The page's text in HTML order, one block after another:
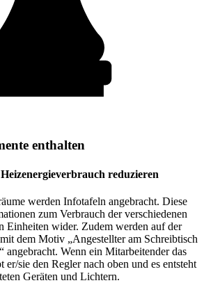
enthalten
reduzieren
werden Infotafeln angebracht. Diese
zum Verbrauch der verschiedenen
Einheiten wider. Zudem werden auf der
dem Motiv „Angestellter am Schreibtisch
angebracht. Wenn ein Mitarbeitender das
er/sie den Regler nach oben und es entsteht
Geräten und Lichtern.